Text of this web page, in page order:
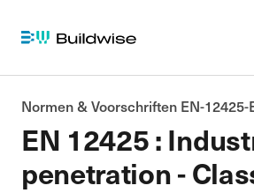
EN 12425 :
penetration -
Normen & Voorschriften EN-12425-